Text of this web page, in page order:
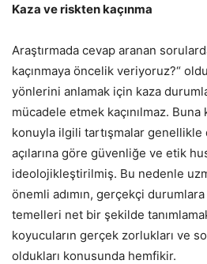
Kaza ve riskten kaçınma
Araştırmada cevap aranan
kaçınmaya öncelik veriyoruz?“
yönlerini anlamak için kaza
mücadele etmek kaçınılmaz. Buna
konuyla ilgili tartışmalar genellikle
açılarına göre güvenliğe ve etik
ideolojikleştirilmiş. Bu nedenle
önemli adımın, gerçekçi
temelleri net bir şekilde
koyucuların gerçek zorlukları ve
oldukları konusunda hemfikir.